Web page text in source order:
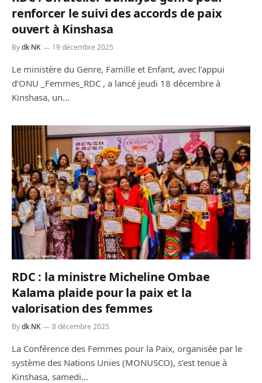
renforcer le suivi des accords de paix
ouvert à Kinshasa
Bydk NK 19 décembre 2025
Le ministère du Genre, Famille et Enfant, avec l’appui
d’ONU _Femmes_RDC , a lancé jeudi 18 décembre à
Kinshasa, un…
RDC : la ministre Micheline Ombae
Kalama plaide pour la paix et la
valorisation des femmes
Bydk NK 8 décembre 2025
La Conférence des Femmes pour la Paix, organisée par le
système des Nations Unies (MONUSCO), s’est tenue à
Kinshasa, samedi…